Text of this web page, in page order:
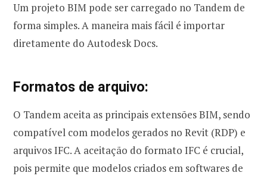
Um projeto BIM pode ser carregado no Tandem de
forma simples. A maneira mais fácil é importar
diretamente do Autodesk Docs.
Formatos de arquivo:
O Tandem aceita as principais extensões BIM, sendo
compatível com modelos gerados no Revit (RDP) e
arquivos IFC. A aceitação do formato IFC é crucial,
pois permite que modelos criados em softwares de